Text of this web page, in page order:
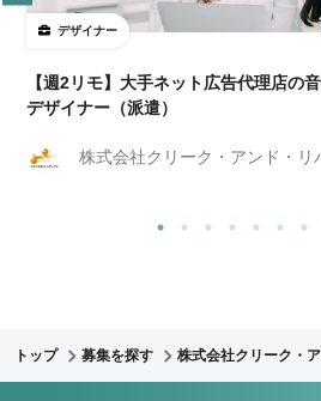
デザイナー
【週2リモ】大手ネット広告代理店の
デザイナー（派遣）
株式会社クリーク・アンド・リ
トップ 募集を探す 株式会社クリーク・